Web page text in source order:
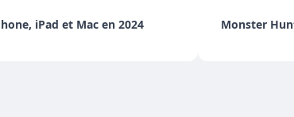
iPad et Mac en 2024
Monster